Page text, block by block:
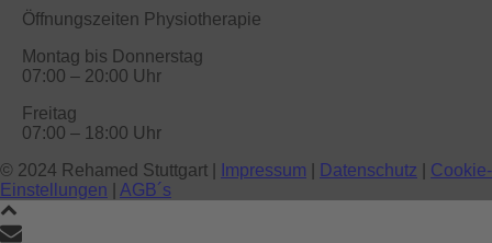
Öffnungszeiten Physiotherapie
Montag bis Donnerstag
07:00 – 20:00 Uhr
Freitag
07:00 – 18:00 Uhr
© 2024 Rehamed Stuttgart |
Impressum Datenschutz
Cookie-
Einstellungen
AGB´s